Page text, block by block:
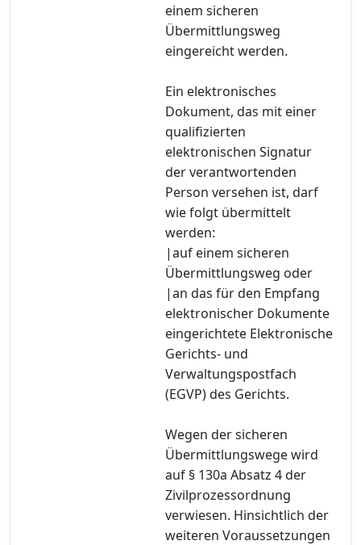
einem sicheren
Übermittlungsweg
eingereicht werden.
Ein elektronisches
Dokument, das mit einer
qualifizierten
elektronischen Signatur
der verantwortenden
Person versehen ist, darf
wie folgt übermittelt
werden:
|auf einem sicheren
Übermittlungsweg oder
|an das für den Empfang
elektronischer Dokumente
eingerichtete Elektronische
Gerichts- und
Verwaltungspostfach
(EGVP) des Gerichts.
Wegen der sicheren
Übermittlungswege wird
auf § 130a Absatz 4 der
Zivilprozessordnung
verwiesen. Hinsichtlich der
weiteren Voraussetzungen